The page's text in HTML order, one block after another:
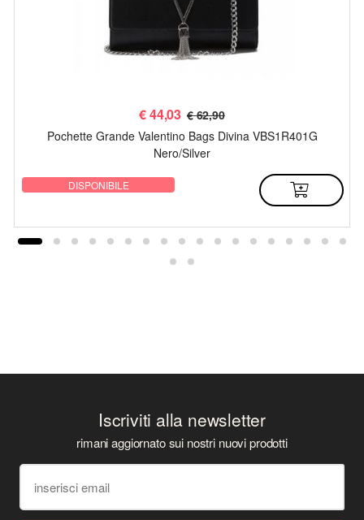
€44,03 € 62,90
Pochette Grande Valentino Bags Divina VBS1R401G
Nero/Silver
DISPONIBILE
Iscriviti alla newsletter
rimani aggiornato sui nostri nuovi prodotti